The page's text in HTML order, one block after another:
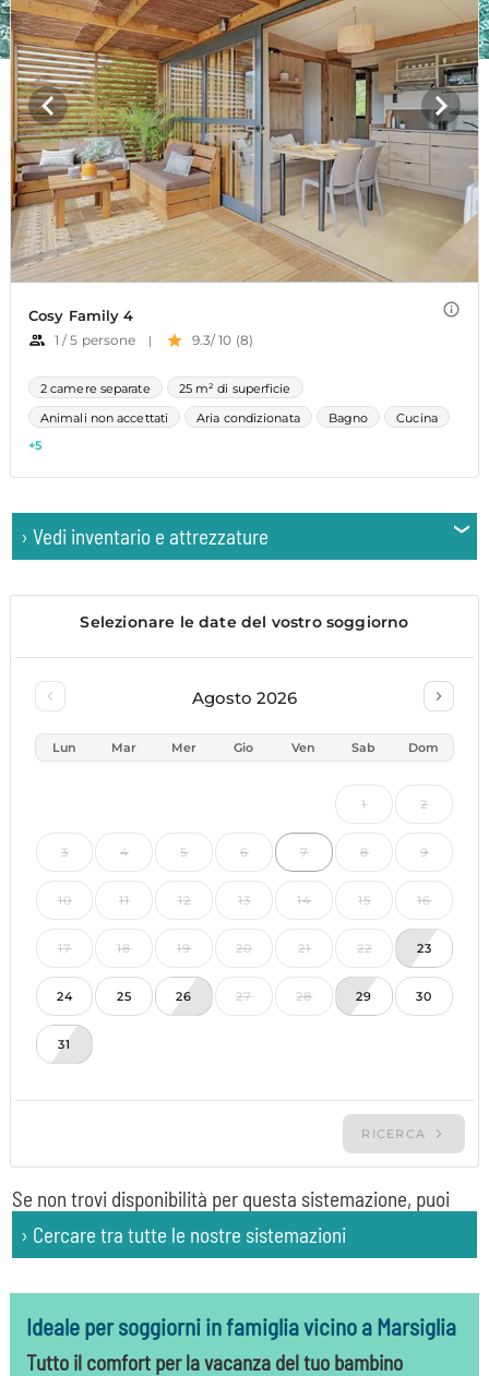
›Vedi inventario e attrezzature
Se non trovi disponibilità per questa sistemazione, puoi
› Cercare tra tutte le nostre sistemazioni
Ideale per soggiorni in famiglia vicino a Marsiglia
Tutto il comfort per la vacanza del tuo bambino